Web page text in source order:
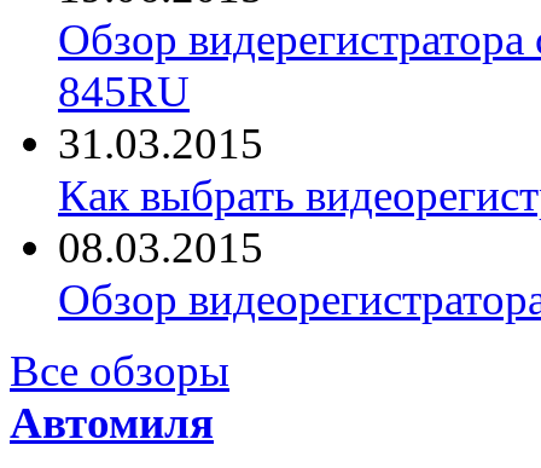
Обзор
845RU
31.03.2015
Как выбрать
08.03.2015
Обзор
Все обзоры
Автомиля